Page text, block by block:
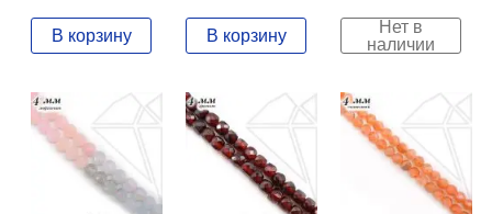
В корзину В корзину
Нет в
наличии